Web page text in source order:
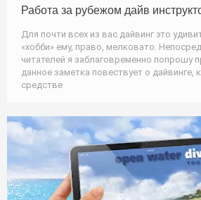
Работа за рубежом дайв
Для почти всех из вас дайвинг это
«хобби» ему, право, мелковато.
читателей я заблаговременно попрошу
данное заметка повествует о дайвинге,
средстве